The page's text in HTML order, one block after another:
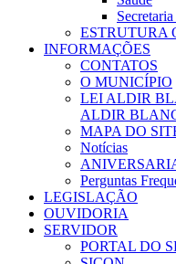
ESTRUTURA
INFORMAÇÕES
CONTATOS
O MUNICÍPIO
LEI ALDIR
ALDIR
MAPA DO
Notícias
Perguntas
LEGISLAÇÃO
OUVIDORIA
SERVIDOR
PORTAL DO